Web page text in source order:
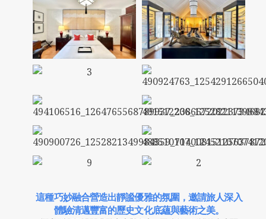
這種巧妙融合營造出靜謐優雅的氛圍，邀請旅人深入
體驗清邁豐富的歷史文化底蘊與藝術之美。